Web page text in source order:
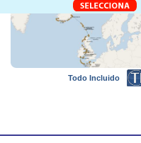
Todo Incluido